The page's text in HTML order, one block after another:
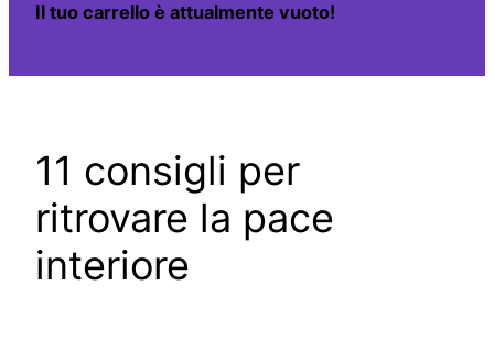
Il tuo carrello è attualmente vuoto!
11 consigli per
ritrovare la pace
interiore